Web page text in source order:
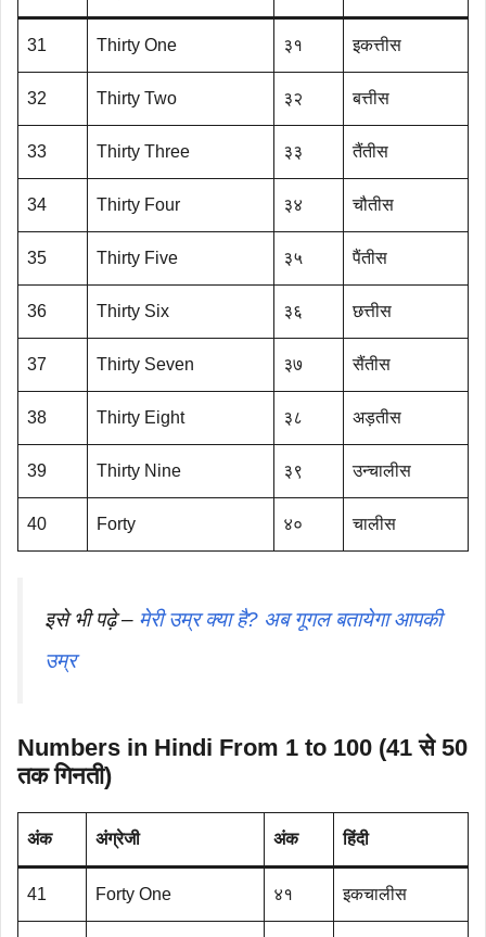
31 Thirty One ३१ इकत्तीस
32 Thirty Two ३२ बत्तीस
33 Thirty Three ३३ तैंतीस
34 Thirty Four ३४ चौतीस
35 Thirty Five ३५ पैंतीस
36 Thirty Six ३६ छत्तीस
37 Thirty Seven ३७ सैंतीस
38 Thirty Eight ३८ अड़तीस
39 Thirty Nine ३९ उन्चालीस
40 Forty ४० चालीस
इसे भी पढ़े – मेरी उम्र क्या है? अब गूगल बतायेगा आपकी
उम्र
Numbers in Hindi From 1 to 100 (41 से 50
तक गिनती)
अंक अंग्रेजी अंक हिंदी
41 Forty One ४१ इकचालीस